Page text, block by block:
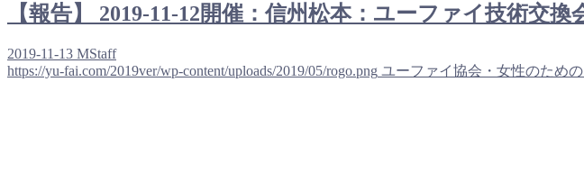
【報告】 2019-11-12開催：信州松本：ユーファイ技術交換
2019-11-13 MStaff
https://yu-fai.com/2019ver/wp-content/uploads/2019/05/rogo.png ユーファイ協会・女性のため